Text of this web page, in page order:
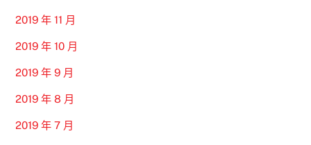
2019 年 11 月
2019 年 10 月
2019 年 9 月
2019 年 8 月
2019 年 7 月